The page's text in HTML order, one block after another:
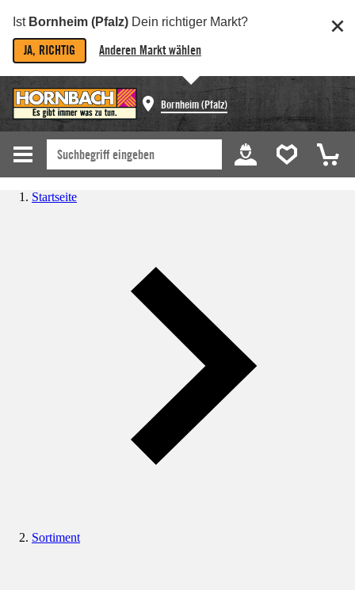
Ist Bornheim (Pfalz) Dein richtiger Markt?
JA, RICHTIG Anderen Markt wählen
Bornheim (Pfalz)
Startseite
Sortiment